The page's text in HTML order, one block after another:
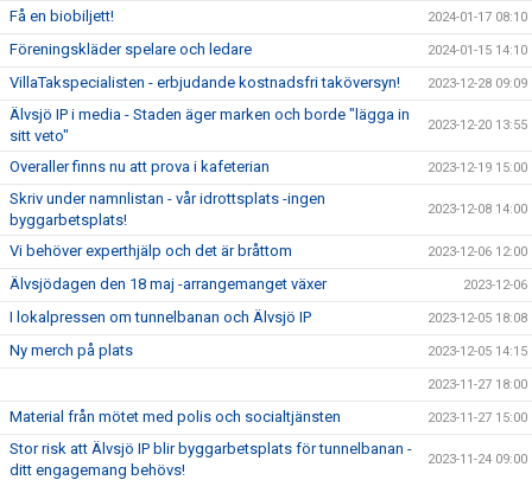
Få en biobiljett! 2024-01-17 08:10
Föreningskläder spelare och ledare 2024-01-15 14:10
VillaTakspecialisten - erbjudande kostnadsfri taköversyn! 2023-12-28 09:09
Älvsjö IP i media - Staden äger marken och borde "lägga in
sitt veto"
2023-12-20 13:55
Overaller finns nu att prova i kafeterian 2023-12-19 15:00
Skriv under namnlistan - vår idrottsplats -ingen
byggarbetsplats!
2023-12-08 14:00
Vi behöver experthjälp och det är bråttom 2023-12-06 12:00
Älvsjödagen den 18 maj -arrangemanget växer 2023-12-06
I lokalpressen om tunnelbanan och Älvsjö IP 2023-12-05 18:08
Ny merch på plats 2023-12-05 14:15
2023-11-27 18:00
Material från mötet med polis och socialtjänsten 2023-11-27 15:00
Stor risk att Älvsjö IP blir byggarbetsplats för tunnelbanan -
ditt engagemang behövs!
2023-11-24 09:00